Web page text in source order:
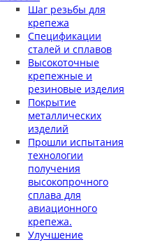
Шаг резьбы для
крепежа
Спецификации
сталей и сплавов
Высокоточные
крепежные и
резиновые изделия
Покрытие
металлических
изделий
Прошли испытания
технологии
получения
высокопрочного
сплава для
авиационного
крепежа.
Улучшение